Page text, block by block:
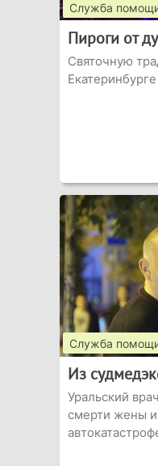
Служба
Пироги от
Святочную
Екатеринбурге
Служба
Из
Уральский
смерти жены